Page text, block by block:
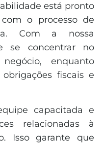
está pronto
o processo de
Com a nossa
se concentrar no
enquanto
fiscais e
capacitada e
relacionadas à
Isso garante que